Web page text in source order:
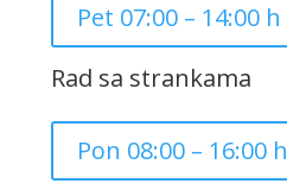
Pet 07:00 – 14:00 h
Rad sa strankama
Pon 08:00 – 16:00 h